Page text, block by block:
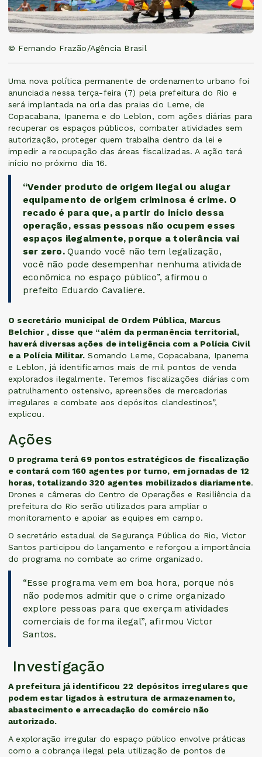
© Fernando Frazão/Agência Brasil
Uma nova política permanente de ordenamento urbano foi
anunciada nessa terça-feira (7) pela prefeitura do Rio e
será implantada na orla das praias do Leme, de
Copacabana, Ipanema e do Leblon, com ações diárias para
recuperar os espaços públicos, combater atividades sem
autorização, proteger quem trabalha dentro da lei e
impedir a reocupação das áreas fiscalizadas. A ação terá
início no próximo dia 16.
“Vender produto de origem ilegal ou alugar
equipamento de origem criminosa é crime. O
recado é para que, a partir do início dessa
operação, essas pessoas não ocupem esses
espaços ilegalmente, porque a tolerância vai
ser zero.Quando você não tem legalização,
você não pode desempenhar nenhuma atividade
econômica no espaço público”, afirmou o
prefeito Eduardo Cavaliere.
O secretário municipal de Ordem Pública, Marcus
Belchior , disse que “além da permanência territorial,
haverá diversas ações de inteligência com a Polícia Civil
e a Polícia Militar. Somando Leme, Copacabana, Ipanema
e Leblon, já identificamos mais de mil pontos de venda
explorados ilegalmente. Teremos fiscalizações diárias com
patrulhamento ostensivo, apreensões de mercadorias
irregulares e combate aos depósitos clandestinos”,
explicou.
Ações
O programa terá 69 pontos estratégicos de fiscalização
e contará com 160 agentes por turno, em jornadas de 12
horas, totalizando 320 agentes mobilizados diariamente.
Drones e câmeras do Centro de Operações e Resiliência da
prefeitura do Rio serão utilizados para ampliar o
monitoramento e apoiar as equipes em campo.
O secretário estadual de Segurança Pública do Rio, Victor
Santos participou do lançamento e reforçou a importância
do programa no combate ao crime organizado.
“Esse programa vem em boa hora, porque nós
não podemos admitir que o crime organizado
explore pessoas para que exerçam atividades
comerciais de forma ilegal”, afirmou Victor
Santos.
Investigação
A prefeitura já identificou 22 depósitos irregulares que
podem estar ligados à estrutura de armazenamento,
abastecimento e arrecadação do comércio não
autorizado.
A exploração irregular do espaço público envolve práticas
como a cobrança ilegal pela utilização de pontos de